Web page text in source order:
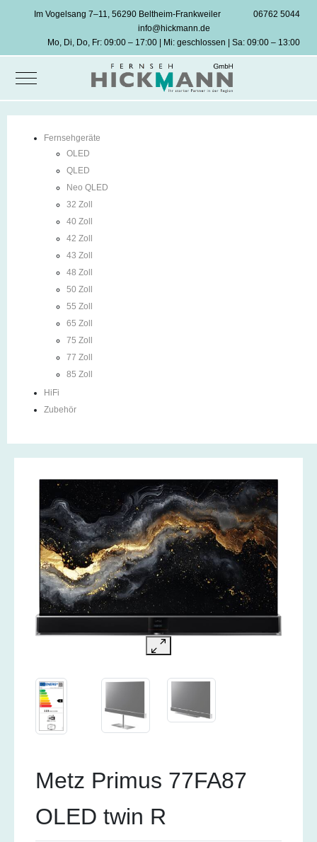
Im Vogelsang 7–11, 56290 Beltheim-Frankweiler
06762 5044
info@hickmann.de
Mo, Di, Do, Fr: 09:00 – 17:00 | Mi: geschlossen | Sa: 09:00 – 13:00
Mobile Menu Toggle
Fernsehgeräte
OLED
QLED
Neo QLED
32 Zoll
40 Zoll
42 Zoll
43 Zoll
48 Zoll
50 Zoll
55 Zoll
65 Zoll
75 Zoll
77 Zoll
85 Zoll
HiFi
Zubehör
Metz Primus 77FA87
OLED twin R